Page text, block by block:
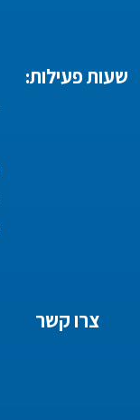
שעות פעילות:
צרו קשר